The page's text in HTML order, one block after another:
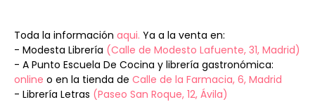
Toda la información aqui. Ya a la venta en:
- Modesta Librería (Calle de Modesto Lafuente, 31, Madrid)
- A Punto Escuela De Cocina y librería gastronómica:
online o en la tienda de Calle de la Farmacia, 6, Madrid
- Librería Letras (Paseo San Roque, 12, Ávila)